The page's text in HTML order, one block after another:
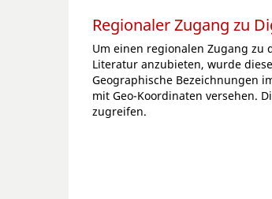
Regionaler Zugang zu
Um einen regionalen Zugang zu
Literatur anzubieten, wurde
Geographische Bezeichnungen
mit Geo-Koordinaten versehen.
zugreifen.